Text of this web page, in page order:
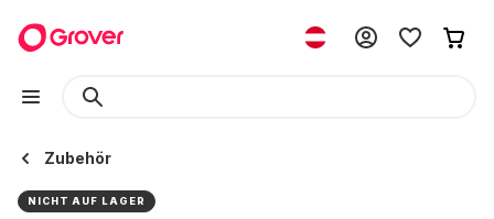
Zubehör
NICHT AUF LAGER